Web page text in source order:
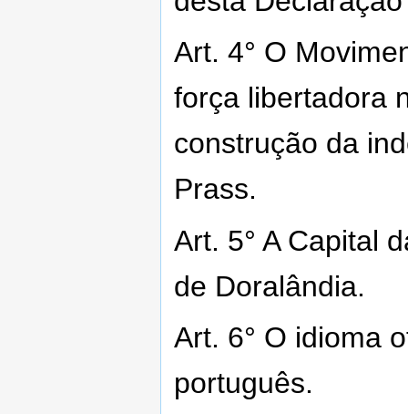
Art. 4° O
força libertadora
construção da
Prass.
Art. 5° A Capital
de Doralândia.
Art. 6° O idioma
português.